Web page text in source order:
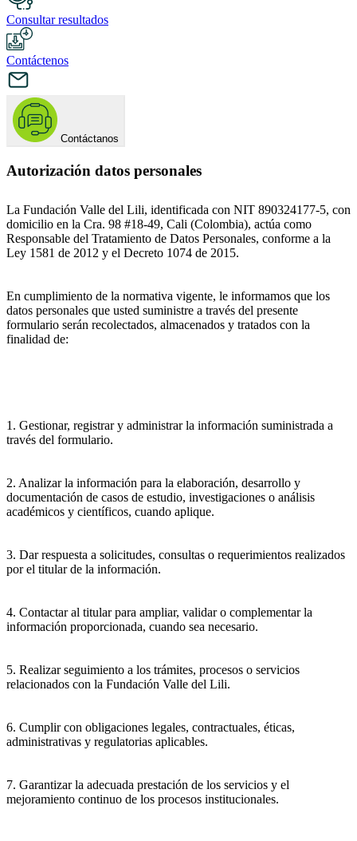
Consultar resultados
Contáctenos
Contáctanos
Autorización datos personales
La Fundación Valle del Lili, identificada con NIT 890324177-5, con
domicilio en la Cra. 98 #18-49, Cali (Colombia), actúa como
Responsable del Tratamiento de Datos Personales, conforme a la
Ley 1581 de 2012 y el Decreto 1074 de 2015.
En cumplimiento de la normativa vigente, le informamos que los
datos personales que usted suministre a través del presente
formulario serán recolectados, almacenados y tratados con la
finalidad de:
1. Gestionar, registrar y administrar la información suministrada a
través del formulario.
2. Analizar la información para la elaboración, desarrollo y
documentación de casos de estudio, investigaciones o análisis
académicos y científicos, cuando aplique.
3. Dar respuesta a solicitudes, consultas o requerimientos realizados
por el titular de la información.
4. Contactar al titular para ampliar, validar o complementar la
información proporcionada, cuando sea necesario.
5. Realizar seguimiento a los trámites, procesos o servicios
relacionados con la Fundación Valle del Lili.
6. Cumplir con obligaciones legales, contractuales, éticas,
administrativas y regulatorias aplicables.
7. Garantizar la adecuada prestación de los servicios y el
mejoramiento continuo de los procesos institucionales.